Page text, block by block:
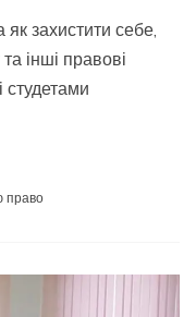
як захистити себе,
інші правові
студетами
право